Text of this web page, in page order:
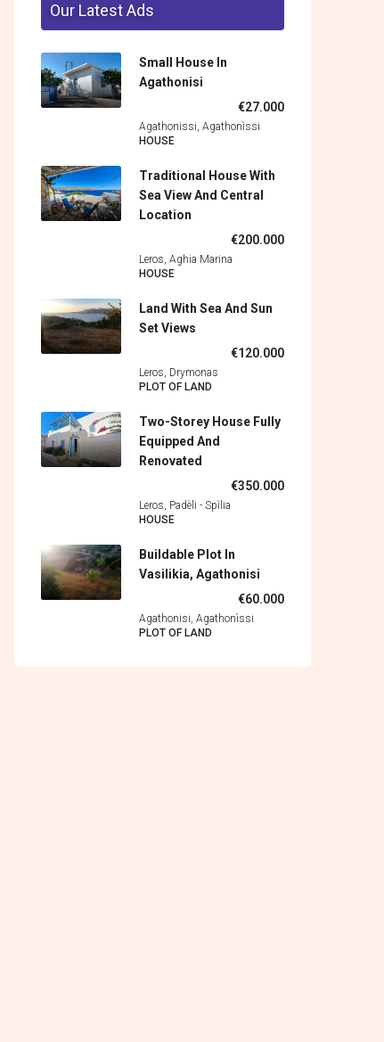
Our Latest Ads
Small House In
Agathonisi
€27.000
Agathonissi, Agathonìssi
HOUSE
Traditional House With
Sea View And Central
Location
€200.000
Leros, Aghia Marina
HOUSE
Land With Sea And Sun
Set Views
€120.000
Leros, Drymonas
PLOT OF LAND
Two-Storey House Fully
Equipped And
Renovated
€350.000
Leros, Padèli - Spìlia
HOUSE
Buildable Plot In
Vasilikia, Agathonisi
€60.000
Agathonisi, Agathonìssi
PLOT OF LAND